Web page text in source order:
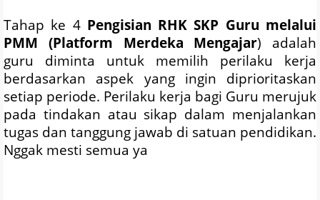
Tahap ke 4 Pengisian RHK SKP Guru melalui
PMM (Platform Merdeka Mengajar) adalah
guru diminta untuk memilih perilaku kerja
berdasarkan aspek yang ingin diprioritaskan
setiap periode. Perilaku kerja bagi Guru merujuk
pada tindakan atau sikap dalam menjalankan
tugas dan tanggung jawab di satuan pendidikan.
Nggak mesti semua ya